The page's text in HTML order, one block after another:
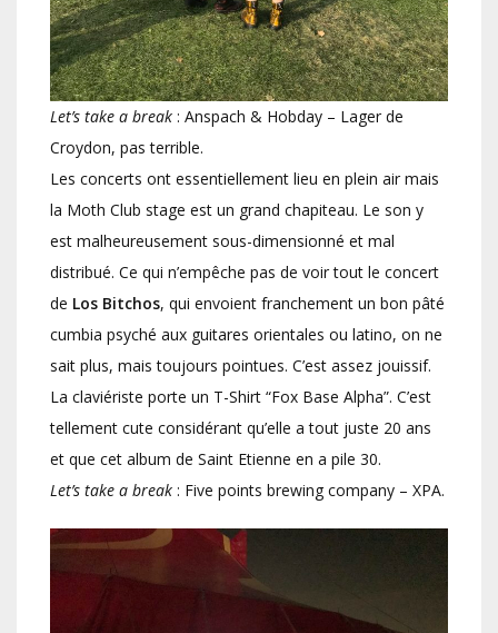
Let’s take a break : Anspach & Hobday – Lager de
Croydon, pas terrible.
Les concerts ont essentiellement lieu en plein air mais
la Moth Club stage est un grand chapiteau. Le son y
est malheureusement sous-dimensionné et mal
distribué. Ce qui n’empêche pas de voir tout le concert
de Los Bitchos, qui envoient franchement un bon pâté
cumbia psyché aux guitares orientales ou latino, on ne
sait plus, mais toujours pointues. C’est assez jouissif.
La claviériste porte un T-Shirt “Fox Base Alpha”. C’est
tellement cute considérant qu’elle a tout juste 20 ans
et que cet album de Saint Etienne en a pile 30.
Let’s take a break : Five points brewing company – XPA.